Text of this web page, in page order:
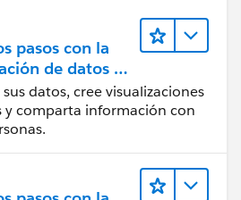
pasos con la
de datos en
Desktop
datos, cree visualizaciones
y comparta información con